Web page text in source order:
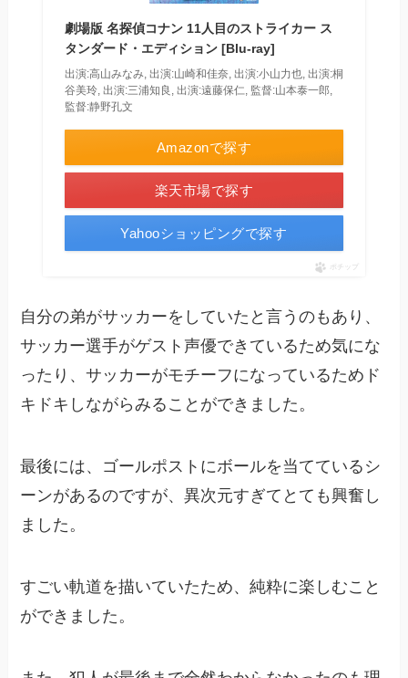
劇場版 名探偵コナン 11人目のストライカー ス
タンダード・エディション [Blu-ray]
出演:高山みなみ, 出演:山崎和佳奈, 出演:小山力也, 出演:桐
谷美玲, 出演:三浦知良, 出演:遠藤保仁, 監督:山本泰一郎,
監督:静野孔文
Amazonで探す
楽天市場で探す
Yahooショッピングで探す
ポチップ
自分の弟がサッカーをしていたと言うのもあり、
サッカー選手がゲスト声優できているため気にな
ったり、サッカーがモチーフになっているためド
キドキしながらみることができました。
最後には、ゴールポストにボールを当てているシ
ーンがあるのですが、異次元すぎてとても興奮し
ました。
すごい軌道を描いていたため、純粋に楽しむこと
ができました。